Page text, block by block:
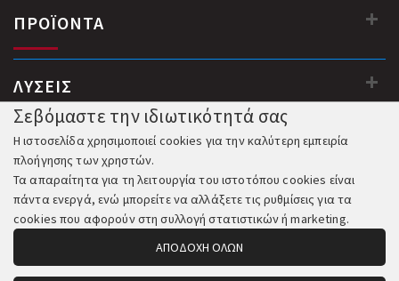
ΠΡΟΪΟΝΤΑ
ΛΥΣΕΙΣ
Σεβόμαστε την ιδιωτικότητά σας
Η ιστοσελίδα χρησιμοποιεί cookies για την καλύτερη εμπειρία
πλοήγησης των χρηστών.
Τα απαραίτητα για τη λειτουργία του ιστοτόπου cookies είναι
πάντα ενεργά, ενώ μπορείτε να αλλάξετε τις ρυθμίσεις για τα
cookies που αφορούν στη συλλογή στατιστικών ή marketing.
ΑΠΟΔΟΧΗ ΟΛΩΝ